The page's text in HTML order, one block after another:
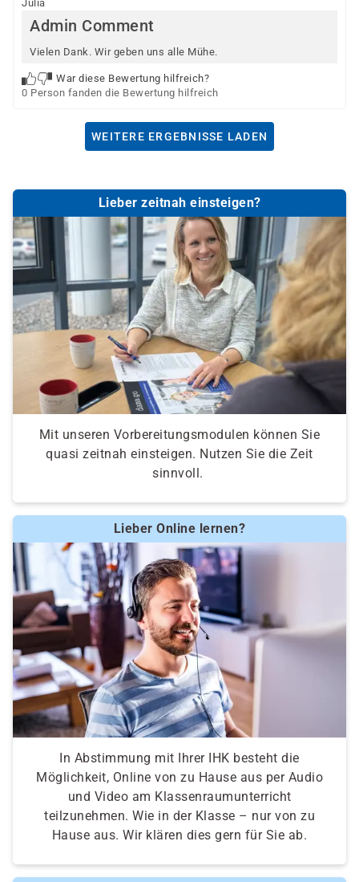
Julia
Admin Comment
Vielen Dank. Wir geben uns alle Mühe.
War diese Bewertung hilfreich?
0 Person fanden die Bewertung hilfreich
WEITERE ERGEBNISSE LADEN
Lieber zeitnah einsteigen?
Mit unseren Vorbereitungsmodulen können Sie
quasi zeitnah einsteigen. Nutzen Sie die Zeit
sinnvoll.
Lieber Online lernen?
In Abstimmung mit Ihrer IHK besteht die
Möglichkeit, Online von zu Hause aus per Audio
und Video am Klassenraumunterricht
teilzunehmen. Wie in der Klasse – nur von zu
Hause aus. Wir klären dies gern für Sie ab.